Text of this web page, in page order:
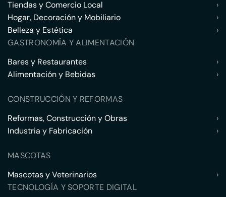
Tiendas y Comercio Local
›
Hogar, Decoración y Mobiliario
›
Belleza y Estética
›
GASTRONOMÍA Y ALIMENTACIÓN
Bares y Restaurantes
›
Alimentación y Bebidas
›
CONSTRUCCIÓN Y REFORMAS
Reformas, Construcción y Obras
›
Industria y Fabricación
›
MASCOTAS
Mascotas y Veterinarios
›
TECNOLOGÍA Y SOPORTE DIGITAL